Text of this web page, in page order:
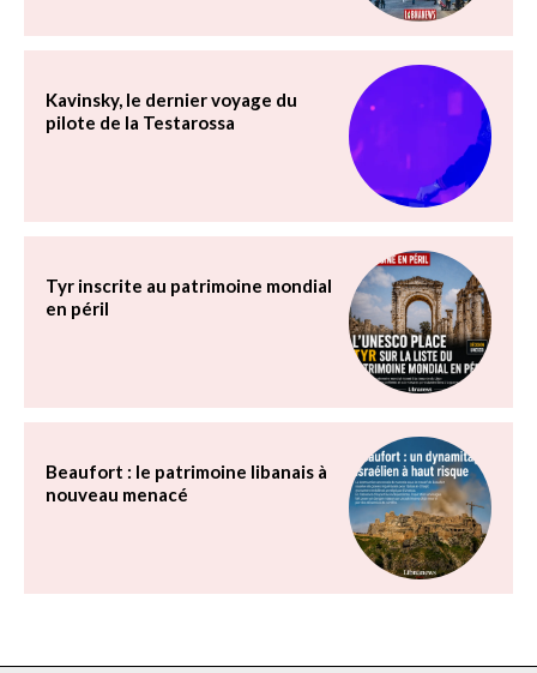
Kavinsky, le dernier voyage du
pilote de la Testarossa
Tyr inscrite au patrimoine mondial
en péril
Beaufort : le patrimoine libanais à
nouveau menacé